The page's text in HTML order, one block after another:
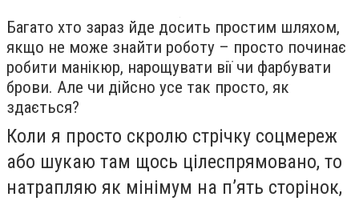
Багато хто зараз йде досить простим шляхом,
якщо не може знайти роботу – просто починає
робити манікюр, нарощувати вії чи фарбувати
брови. Але чи дійсно усе так просто, як
здається?
Коли я просто скролю стрічку соцмереж
або шукаю там щось цілеспрямовано, то
натрапляю як мінімум на п’ять сторінок,